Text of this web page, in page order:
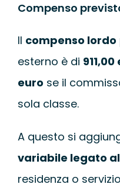
Compenso
Il compenso lordo
esterno è di
euro se il
sola classe.
A questo si
variabile legato
residenza o